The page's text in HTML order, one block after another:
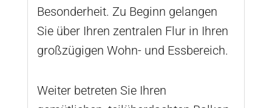
Besonderheit. Zu Beginn gelangen
Sie über Ihren zentralen Flur in Ihren
großzügigen Wohn- und Essbereich.
Weiter betreten Sie Ihren